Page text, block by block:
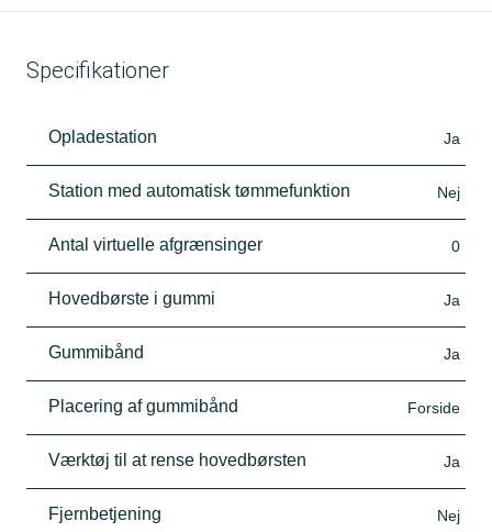
Specifikationer
Opladestation Ja
Station med automatisk tømmefunktion Nej
Antal virtuelle afgrænsinger 0
Hovedbørste i gummi Ja
Gummibånd Ja
Placering af gummibånd Forside
Værktøj til at rense hovedbørsten Ja
Fjernbetjening Nej